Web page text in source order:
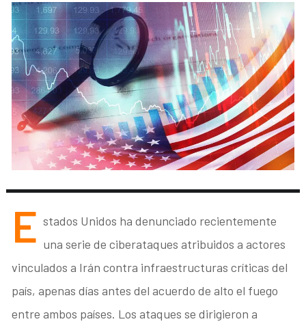
E stados Unidos ha denunciado recientemente
una serie de ciberataques atribuidos a actores
vinculados a Irán contra infraestructuras críticas del
país, apenas días antes del acuerdo de alto el fuego
entre ambos países. Los ataques se dirigieron a